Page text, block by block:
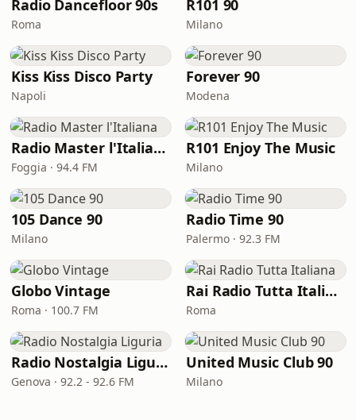
Radio Dancefloor 90s
Roma
R101 90
Milano
Kiss Kiss Disco Party
Napoli
Forever 90
Modena
Radio Master l'Italiana
Foggia · 94.4 FM
R101 Enjoy The Music
Milano
105 Dance 90
Milano
Radio Time 90
Palermo · 92.3 FM
Globo Vintage
Roma · 100.7 FM
Rai Radio Tutta Italiana
Roma
Radio Nostalgia Liguria
Genova · 92.2 - 92.6 FM
United Music Club 90
Milano